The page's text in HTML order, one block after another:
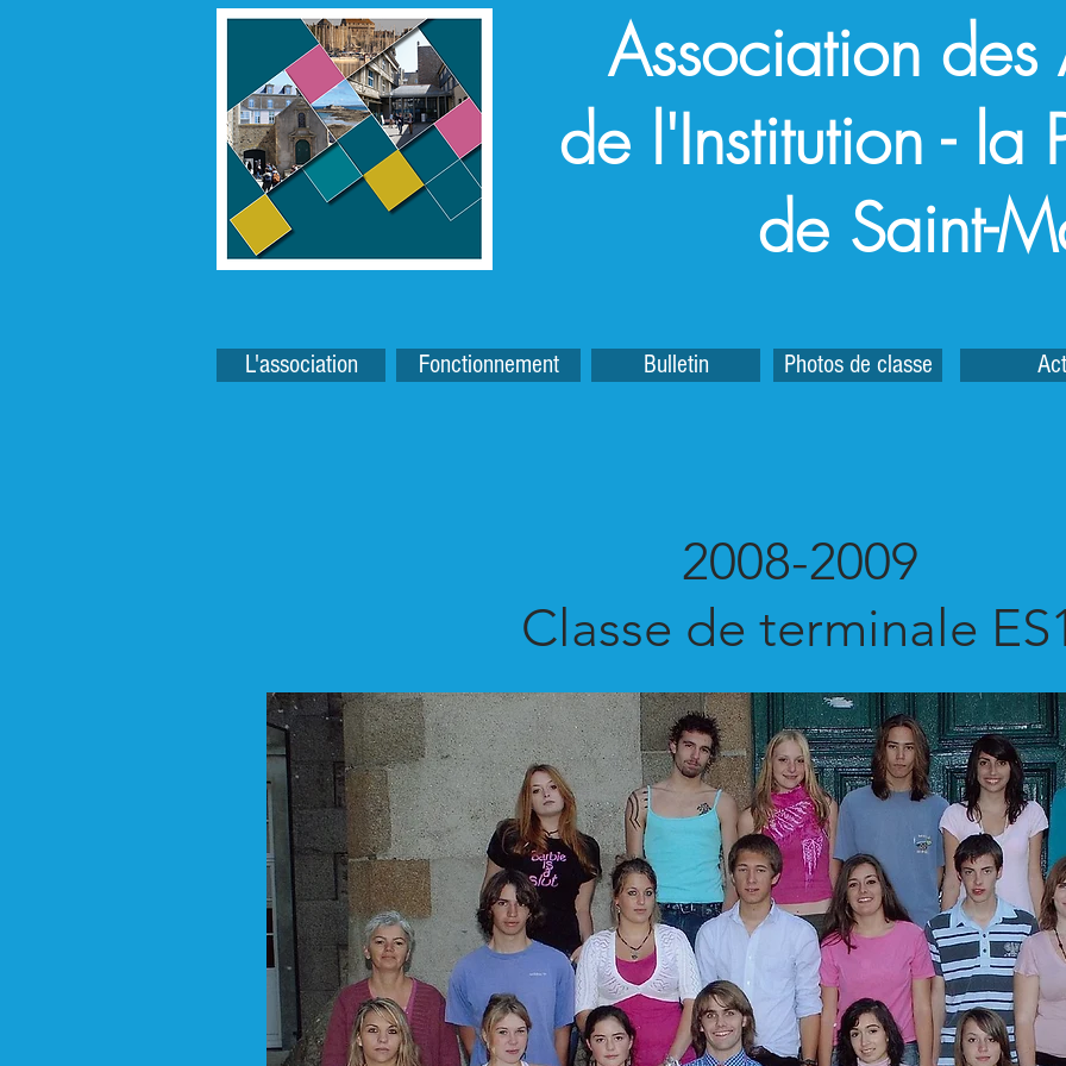
Association
de l'Institution - la
de Saint-
L'association Fonctionnement Bulletin Photos de classe
2008-2009
Classe de terminale